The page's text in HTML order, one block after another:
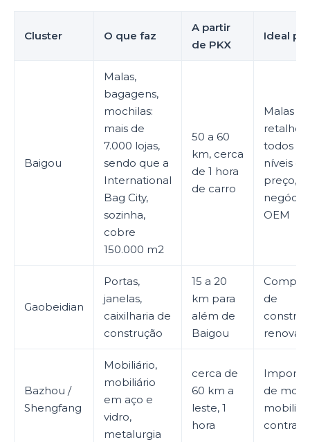
Cluster O que faz
A partir
de PKX
Ideal
Baigou
Malas,
bagagens,
mochilas:
mais de
7.000 lojas,
sendo que a
International
Bag City,
sozinha,
cobre
150.000 m2
50 a 60
km, cerca
de 1 hora
de carro
Malas a
retalho a
todos os
níveis de
preço,
OEM
Gaobeidian
Portas,
janelas,
caixilharia de
construção
15 a 20
km para
além de
Baigou
de
Bazhou /
Shengfang
Mobiliário,
mobiliário
em aço e
vidro,
metalurgia
cerca de
60 km a
leste, 1
hora
de
contrato